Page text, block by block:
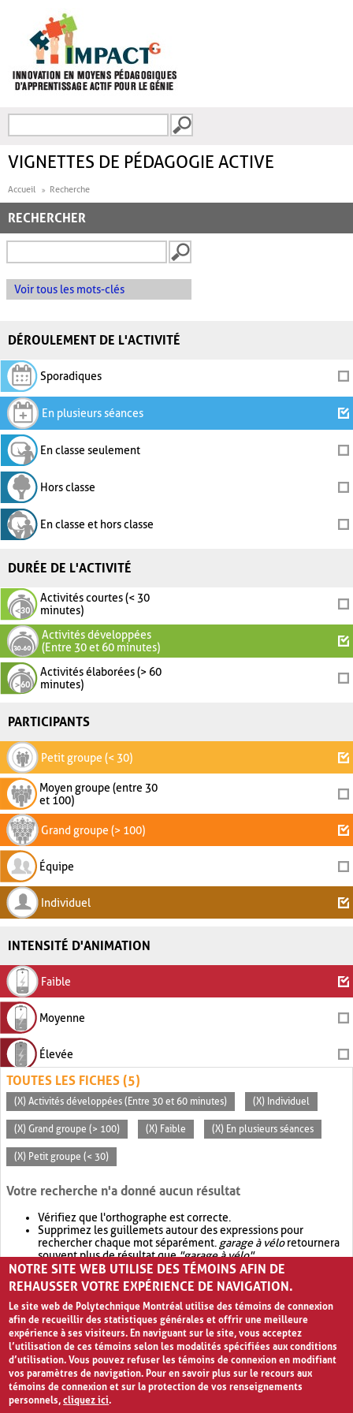
FORMULAIRE DE
VIGNETTES DE PÉDAGOGIE ACTIVE
Accueil Recherche
RECHERCHER
Voir tous les mots-clés
DÉROULEMENT DE L'ACTIVITÉ
Sporadiques
En plusieurs séances
En classe seulement
Hors classe
En classe et hors classe
DURÉE DE L'ACTIVITÉ
Activités courtes (< 30
minutes)
Activités développées
(Entre 30 et 60 minutes)
Activités élaborées (> 60
minutes)
PARTICIPANTS
Petit groupe (< 30)
Moyen groupe (entre 30
et 100)
Grand groupe (> 100)
Équipe
Individuel
INTENSITÉ D'ANIMATION
Faible
Moyenne
Élevée
TOUTES LES FICHES (5)
(X) Activités développées (Entre 30 et 60 minutes) (X) Individuel
(X) Grand groupe (> 100) (X) Faible (X) En plusieurs séances
(X) Petit groupe (< 30)
Votre recherche n'a donné aucun résultat
Vérifiez que l'orthographe est correcte.
Supprimez les guillemets autour des expressions pour
rechercher chaque mot séparément. garage à véloretournera
souvent plus de résultat que"garage à vélo".
Envisagez d'élargir votre recherche avec OR.garage OR vélo
retournera souvent plus de résultat quegarage à vélo
NOTRE SITE WEB UTILISE DES TÉMOINS AFIN DE
REHAUSSER VOTRE EXPÉRIENCE DE NAVIGATION.
Le site web de Polytechnique Montréal utilise des témoins de connexion
afin de recueillir des statistiques générales et offrir une meilleure
expérience à ses visiteurs. En naviguant sur le site, vous acceptez
l’utilisation de ces témoins selon les modalités spécifiées aux conditions
d’utilisation. Vous pouvez refuser les témoins de connexion en modifiant
vos paramètres de navigation. Pour en savoir plus sur le recours aux
témoins de connexion et sur la protection de vos renseignements
personnels,cliquez ici.